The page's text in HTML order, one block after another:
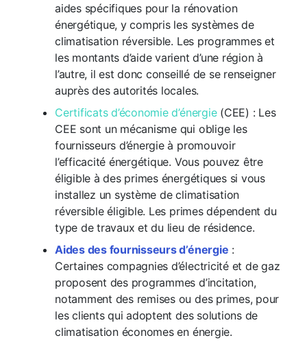
aides spécifiques pour la rénovation
énergétique, y compris les systèmes de
climatisation réversible. Les programmes et
les montants d’aide varient d’une région à
l’autre, il est donc conseillé de se renseigner
auprès des autorités locales.
Certificats d’économie d’énergie(CEE) : Les
CEE sont un mécanisme qui oblige les
fournisseurs d’énergie à promouvoir
l’efficacité énergétique. Vous pouvez être
éligible à des primes énergétiques si vous
installez un système de climatisation
réversible éligible. Les primes dépendent du
type de travaux et du lieu de résidence.
Aides des fournisseurs d’énergie :
Certaines compagnies d’électricité et de gaz
proposent des programmes d’incitation,
notamment des remises ou des primes, pour
les clients qui adoptent des solutions de
climatisation économes en énergie.